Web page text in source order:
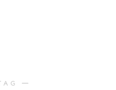
―